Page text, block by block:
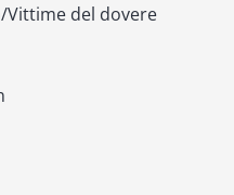
Vittime del dovere